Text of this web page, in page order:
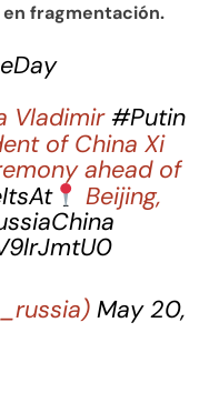
fragmentación.
Vladimir#Putin
of China Xi
ahead of
Beijing,
May 20,